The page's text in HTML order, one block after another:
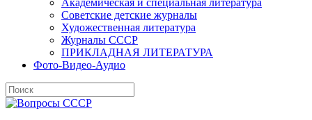
Академическая и специальная литература
Советские детские журналы
Художественная литература
Журналы СССР
ПРИКЛАДНАЯ ЛИТЕРАТУРА
Фото-Видео-Аудио